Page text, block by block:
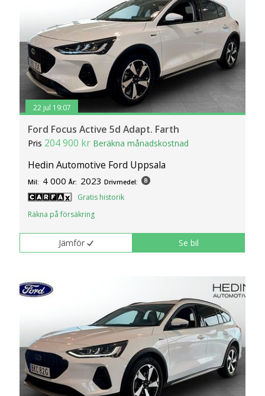
22 jul 19:07
Ford Focus Active 5d Adapt. Farth
Pris 204 900 kr Beräkna månadskostnad
Hedin Automotive Ford Uppsala
Mil: 4 000 År: 2023 Drivmedel:
Gratis historik
Räkna på försäkring
Jämför Se bil